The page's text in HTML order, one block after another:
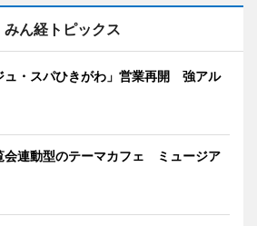
みん経トピックス
ュ・スパひきがわ」営業再開 強アル
会連動型のテーマカフェ ミュージア